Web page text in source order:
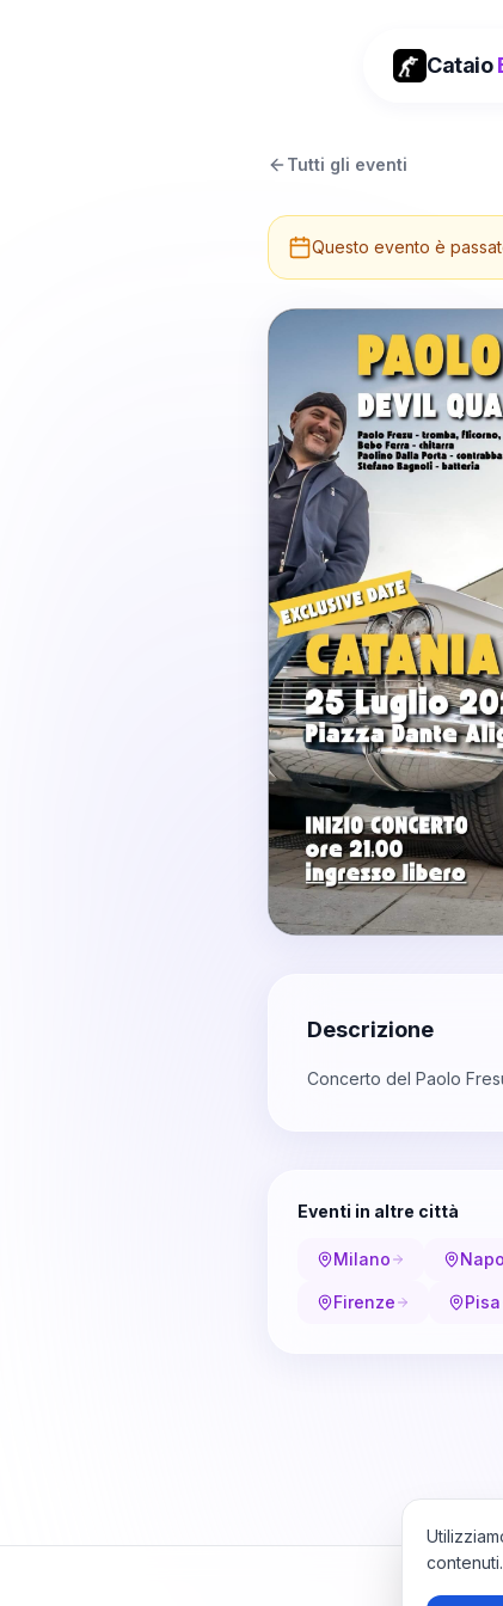
Cataio
Tutti gli eventi
Questo evento è
Descrizione
Concerto del Paolo
Eventi in altre città
Milano
Firenze Pisa
contenuti.